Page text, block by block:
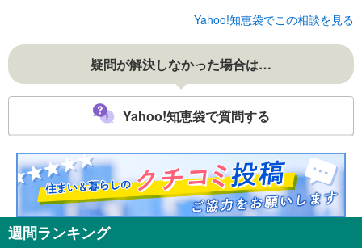
Yahoo!知恵袋でこの相談を見る
疑問が解決しなかった場合は…
Yahoo!知恵袋で質問する
週間ランキング